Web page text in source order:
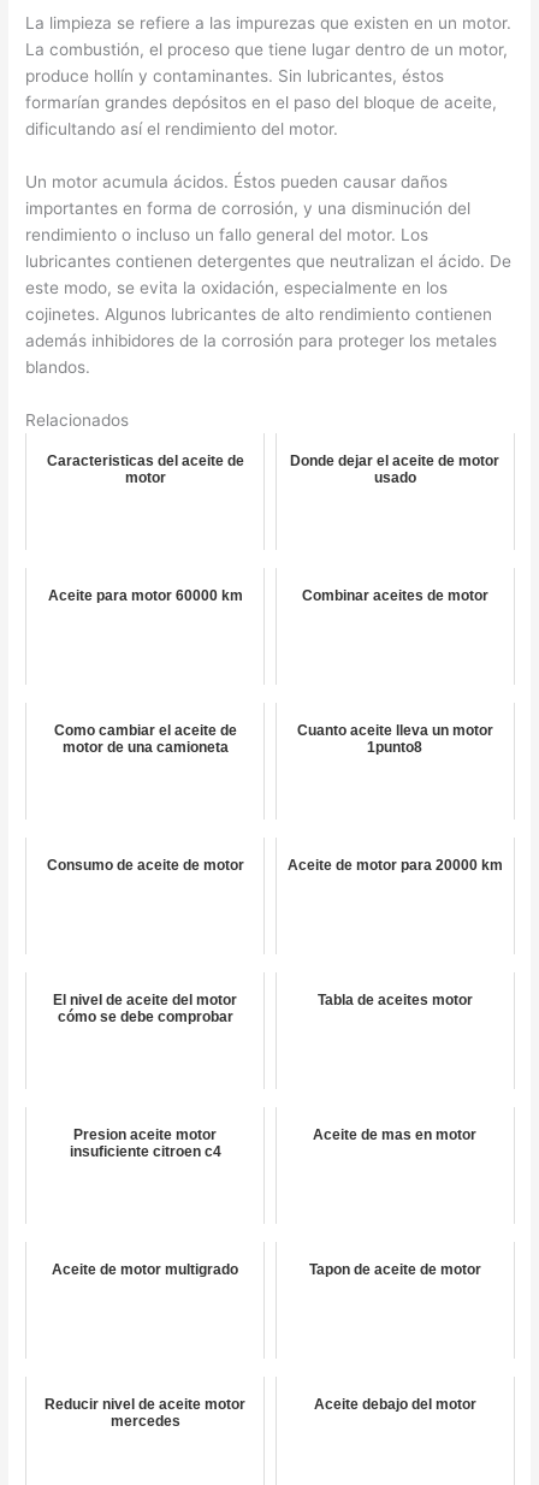
La limpieza se refiere a las impurezas que existen en un motor.
La combustión, el proceso que tiene lugar dentro de un motor,
produce hollín y contaminantes. Sin lubricantes, éstos
formarían grandes depósitos en el paso del bloque de aceite,
dificultando así el rendimiento del motor.
Un motor acumula ácidos. Éstos pueden causar daños
importantes en forma de corrosión, y una disminución del
rendimiento o incluso un fallo general del motor. Los
lubricantes contienen detergentes que neutralizan el ácido. De
este modo, se evita la oxidación, especialmente en los
cojinetes. Algunos lubricantes de alto rendimiento contienen
además inhibidores de la corrosión para proteger los metales
blandos.
Relacionados
Caracteristicas del aceite de
motor
Donde dejar el aceite de motor
usado
Aceite para motor 60000 km Combinar aceites de motor
Como cambiar el aceite de
motor de una camioneta
Cuanto aceite lleva un motor
1punto8
Consumo de aceite de motor Aceite de motor para 20000 km
El nivel de aceite del motor
cómo se debe comprobar
Tabla de aceites motor
Presion aceite motor
insuficiente citroen c4
Aceite de mas en motor
Aceite de motor multigrado Tapon de aceite de motor
Reducir nivel de aceite motor
mercedes
Aceite debajo del motor